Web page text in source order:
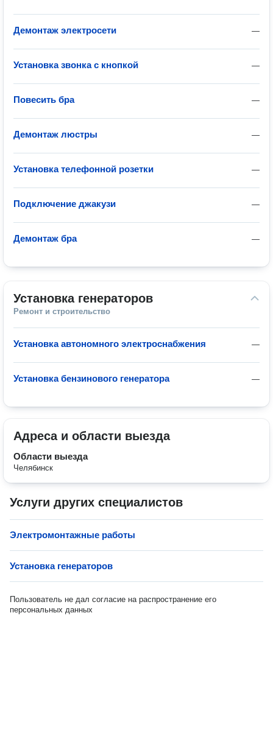
—
Демонтаж электросети
—
Установка звонка с кнопкой
—
Повесить бра
—
Демонтаж люстры
—
Установка телефонной розетки
—
Подключение джакузи
—
Демонтаж бра
Установка генераторов
Ремонт и строительство
—
Установка автономного электроснабжения
—
Установка бензинового генератора
Адреса и области выезда
Области выезда
Челябинск
Услуги других специалистов
Электромонтажные работы
Установка генераторов
Пользователь не дал согласие на распространение его
персональных данных